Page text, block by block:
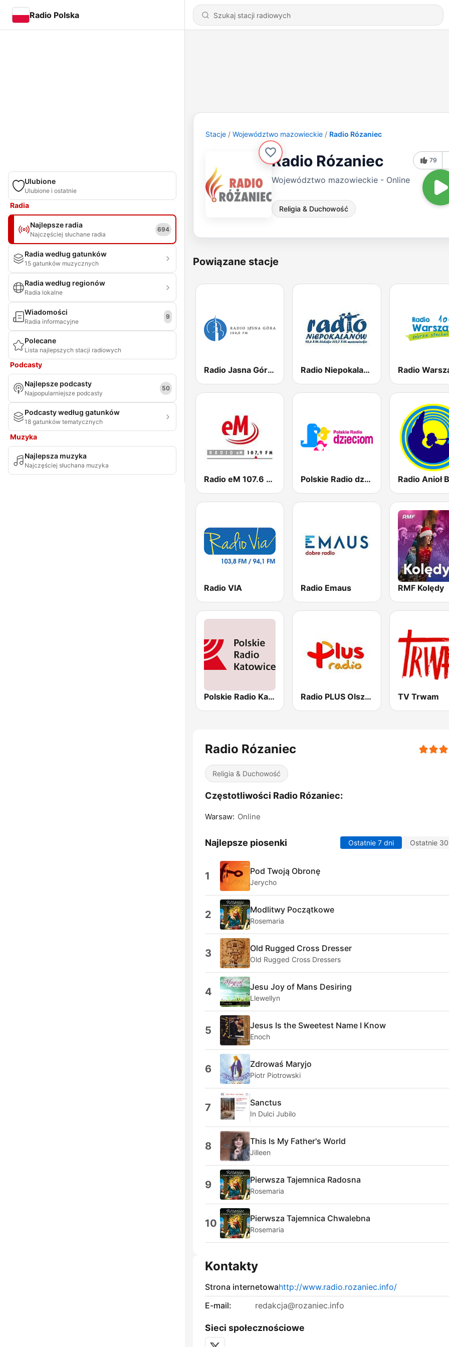
Radio Polska
Ulubione
Ulubione i ostatnie
Radia
Najlepsze radia
Najczęściej słuchane radia
694
Radia według gatunków
15 gatunków muzycznych
Radia według regionów
Radia lokalne
Wiadomości
Radia informacyjne
9
Polecane
Lista najlepszych stacji radiowych
Podcasty
Najlepsze podcasty
Najpopularniejsze podcasty
50
Podcasty według gatunków
18 gatunków tematycznych
Muzyka
Najlepsza muzyka
Najczęściej słuchana muzyka
Stacje Województwo mazowieckie Radio Rózaniec
Radio Rózaniec
Województwo mazowieckie - Online
Religia & Duchowość
79
Powiązane stacje
Radio Jasna Góra 100.6 Radio Niepokalanów
Radio eM 107.6 FM Polskie Radio dzieciom
Radio VIA Radio Emaus RMF Kolędy
Polskie Radio Katowice Radio PLUS Olsztyn TV Trwam
Radio Rózaniec
Religia & Duchowość
Częstotliwości Radio Rózaniec:
Warsaw: Online
Najlepsze piosenki Ostatnie 7 dni Ostatnie
1 Pod Twoją Obronę
Jerycho
2 Modlitwy Początkowe
Rosemaria
3 Old Rugged Cross Dresser
Old Rugged Cross Dressers
4 Jesu Joy of Mans Desiring
Llewellyn
5 Jesus Is the Sweetest Name I Know
Enoch
6 Zdrowaś Maryjo
Piotr Piotrowski
7 Sanctus
In Dulci Jubilo
8 This Is My Father's World
Jilleen
9 Pierwsza Tajemnica Radosna
Rosemaria
10 Pierwsza Tajemnica Chwalebna
Rosemaria
Kontakty
Strona internetowahttp://www.radio.rozaniec.info/
E-mail:
redakcja@rozaniec.info
Sieci społecznościowe